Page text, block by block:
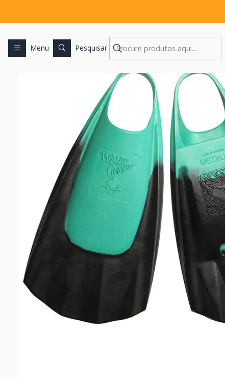
Menu Pesquisar